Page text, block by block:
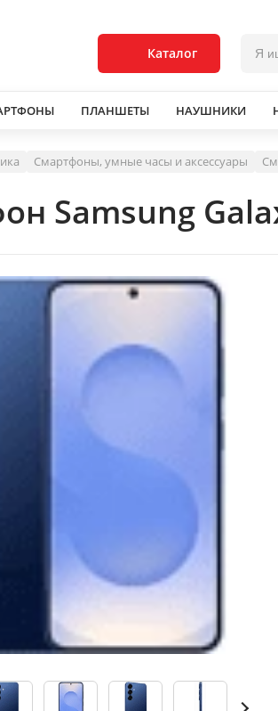
Каталог
ПЛАНШЕТЫ НАУШНИКИ
Смартфоны, умные часы и аксессуары
Samsung